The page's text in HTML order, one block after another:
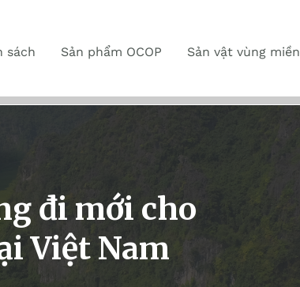
sách Sản phẩm OCOP Sản vật vùng miền
đi mới cho
Việt Nam